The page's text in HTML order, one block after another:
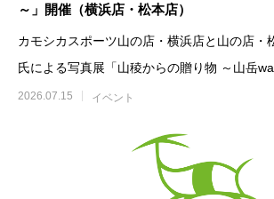
～」開催（横浜店・松本店）
カモシカスポーツ山の店・横浜店と山の店・
氏による写真展「山稜からの贈り物 ～山岳
催します。
2026.07.15 イベント